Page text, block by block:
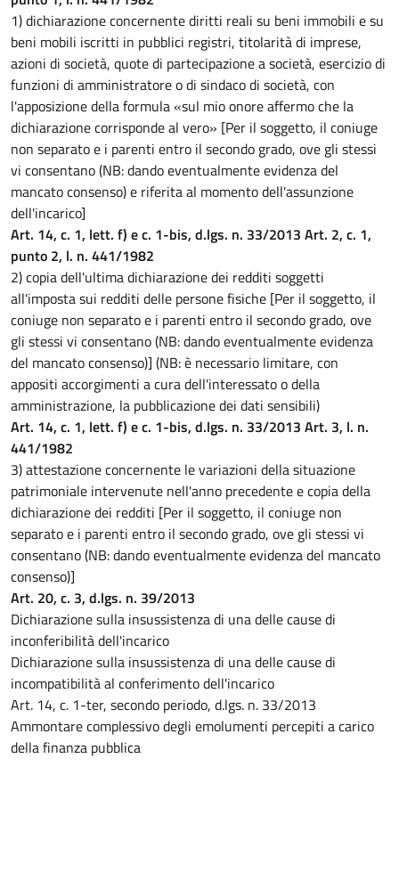
1) dichiarazione concernente diritti reali su beni immobili e su
beni mobili iscritti in pubblici registri, titolarità di imprese,
azioni di società, quote di partecipazione a società, esercizio di
funzioni di amministratore o di sindaco di società, con
l'apposizione della formula «sul mio onore affermo che la
dichiarazione corrisponde al vero» [Per il soggetto, il coniuge
non separato e i parenti entro il secondo grado, ove gli stessi
vi consentano (NB: dando eventualmente evidenza del
mancato consenso) e riferita al momento dell'assunzione
dell'incarico]
Art. 14, c. 1, lett. f) e c. 1-bis, d.lgs. n. 33/2013 Art. 2, c. 1,
punto 2, l. n. 441/1982
2) copia dell'ultima dichiarazione dei redditi soggetti
all'imposta sui redditi delle persone fisiche [Per il soggetto, il
coniuge non separato e i parenti entro il secondo grado, ove
gli stessi vi consentano (NB: dando eventualmente evidenza
del mancato consenso)] (NB: è necessario limitare, con
appositi accorgimenti a cura dell'interessato o della
amministrazione, la pubblicazione dei dati sensibili)
Art. 14, c. 1, lett. f) e c. 1-bis, d.lgs. n. 33/2013 Art. 3, l. n.
441/1982
3) attestazione concernente le variazioni della situazione
patrimoniale intervenute nell'anno precedente e copia della
dichiarazione dei redditi [Per il soggetto, il coniuge non
separato e i parenti entro il secondo grado, ove gli stessi vi
consentano (NB: dando eventualmente evidenza del mancato
consenso)]
Art. 20, c. 3, d.lgs. n. 39/2013
Dichiarazione sulla insussistenza di una delle cause di
inconferibilità dell'incarico
Dichiarazione sulla insussistenza di una delle cause di
incompatibilità al conferimento dell'incarico
Art. 14, c. 1-ter, secondo periodo, d.lgs. n. 33/2013
Ammontare complessivo degli emolumenti percepiti a carico
della finanza pubblica